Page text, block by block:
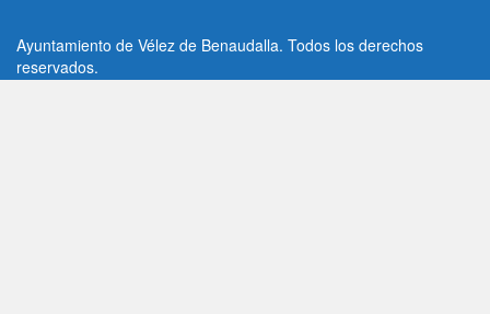
Ayuntamiento de Vélez de Benaudalla. Todos los derechos
reservados.